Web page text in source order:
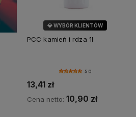
💎 WYBÓR KLIENTÓW
PCC kamień i rdza 1l
5.0
13,41 zł
Cena netto: 10,90 zł